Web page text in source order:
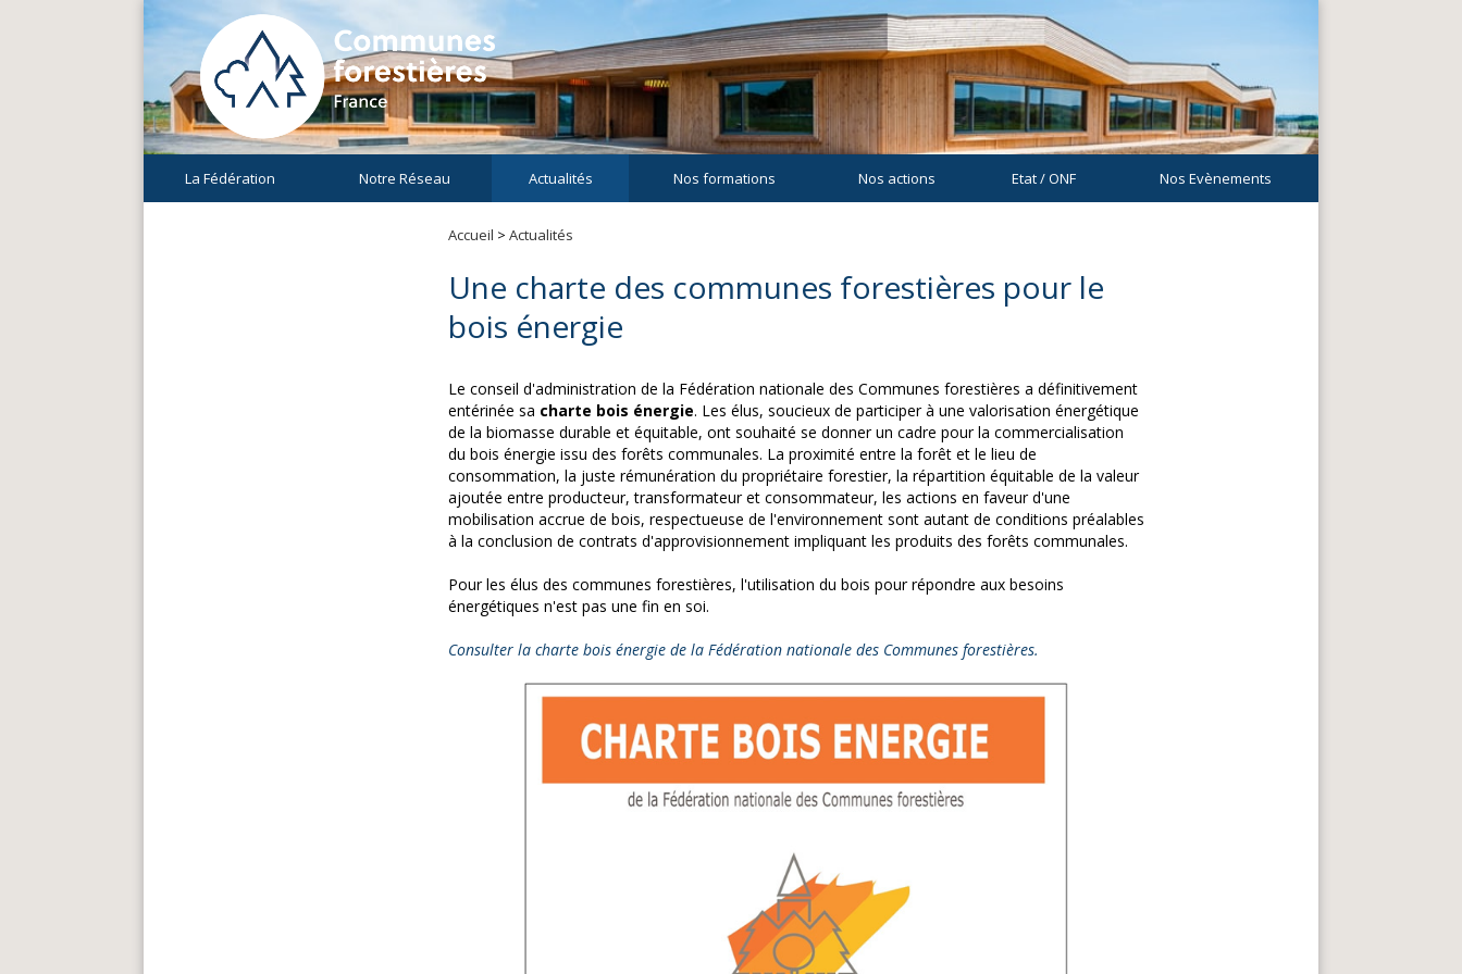
La Fédération Notre Réseau Actualités Nos formations Nos actions Etat / ONF Nos Evènements
Accueil > Actualités
Une charte des communes forestières pour le
bois énergie
Le conseil d'administration de la Fédération nationale des Communes forestières a définitivement
entérinée sa charte bois énergie. Les élus, soucieux de participer à une valorisation énergétique
de la biomasse durable et équitable, ont souhaité se donner un cadre pour la commercialisation
du bois énergie issu des forêts communales. La proximité entre la forêt et le lieu de
consommation, la juste rémunération du propriétaire forestier, la répartition équitable de la valeur
ajoutée entre producteur, transformateur et consommateur, les actions en faveur d'une
mobilisation accrue de bois, respectueuse de l'environnement sont autant de conditions préalables
à la conclusion de contrats d'approvisionnement impliquant les produits des forêts communales.
Pour les élus des communes forestières, l'utilisation du bois pour répondre aux besoins
énergétiques n'est pas une fin en soi.
Consulter la charte bois énergie de la Fédération nationale des Communes forestières.